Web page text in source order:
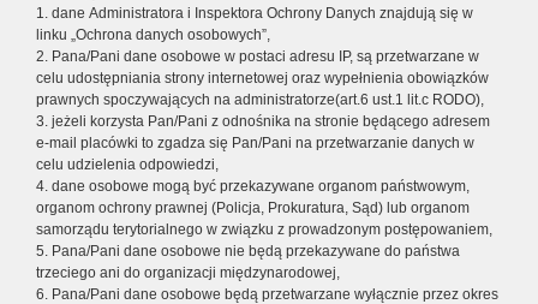
1. dane Administratora i Inspektora Ochrony Danych znajdują się w
linku „Ochrona danych osobowych”,
2. Pana/Pani dane osobowe w postaci adresu IP, są przetwarzane w
celu udostępniania strony internetowej oraz wypełnienia obowiązków
prawnych spoczywających na administratorze(art.6 ust.1 lit.c RODO),
3. jeżeli korzysta Pan/Pani z odnośnika na stronie będącego adresem
e-mail placówki to zgadza się Pan/Pani na przetwarzanie danych w
celu udzielenia odpowiedzi,
4. dane osobowe mogą być przekazywane organom państwowym,
organom ochrony prawnej (Policja, Prokuratura, Sąd) lub organom
samorządu terytorialnego w związku z prowadzonym postępowaniem,
5. Pana/Pani dane osobowe nie będą przekazywane do państwa
trzeciego ani do organizacji międzynarodowej,
6. Pana/Pani dane osobowe będą przetwarzane wyłącznie przez okres